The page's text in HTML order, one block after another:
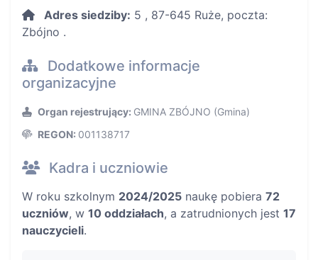
Adres siedziby: 5 , 87-645 Ruże, poczta:
Zbójno .
Dodatkowe informacje
organizacyjne
Organ rejestrujący: GMINA ZBÓJNO (Gmina)
REGON: 001138717
Kadra i uczniowie
W roku szkolnym 2024/2025 naukę pobiera 72
uczniów, w 10 oddziałach, a zatrudnionych jest 17
nauczycieli.